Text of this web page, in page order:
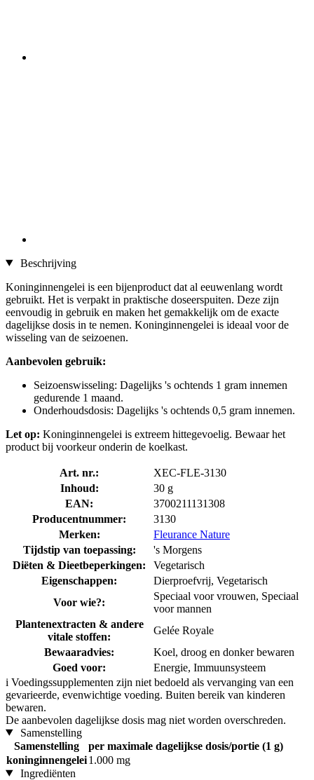
Beschrijving
Koninginnengelei is een bijenproduct dat al eeuwenlang wordt
gebruikt. Het is verpakt in praktische doseerspuiten. Deze zijn
eenvoudig in gebruik en maken het gemakkelijk om de exacte
dagelijkse dosis in te nemen. Koninginnengelei is ideaal voor de
wisseling van de seizoenen.
Aanbevolen gebruik:
Seizoenswisseling: Dagelijks 's ochtends 1 gram innemen
gedurende 1 maand.
Onderhoudsdosis: Dagelijks 's ochtends 0,5 gram innemen.
Let op: Koninginnengelei is extreem hittegevoelig. Bewaar het
product bij voorkeur onderin de koelkast.
Art. nr.:
XEC-FLE-3130
Inhoud:
30 g
EAN:
3700211131308
Producentnummer:
3130
Merken:
Fleurance Nature
Tijdstip van toepassing:
's Morgens
Diëten & Dieetbeperkingen:
Vegetarisch
Eigenschappen:
Dierproefvrij, Vegetarisch
Voor wie?:
Speciaal voor vrouwen, Speciaal
voor mannen
Plantenextracten & andere
vitale stoffen:
Gelée Royale
Bewaaradvies:
Koel, droog en donker bewaren
Goed voor:
Energie, Immuunsysteem
i Voedingssupplementen zijn niet bedoeld als vervanging van een
gevarieerde, evenwichtige voeding. Buiten bereik van kinderen
bewaren.
De aanbevolen dagelijkse dosis mag niet worden overschreden.
Samenstelling
Samenstelling
per maximale dagelijkse dosis/portie (1 g)
koninginnengelei1.000 mg
Ingrediënten